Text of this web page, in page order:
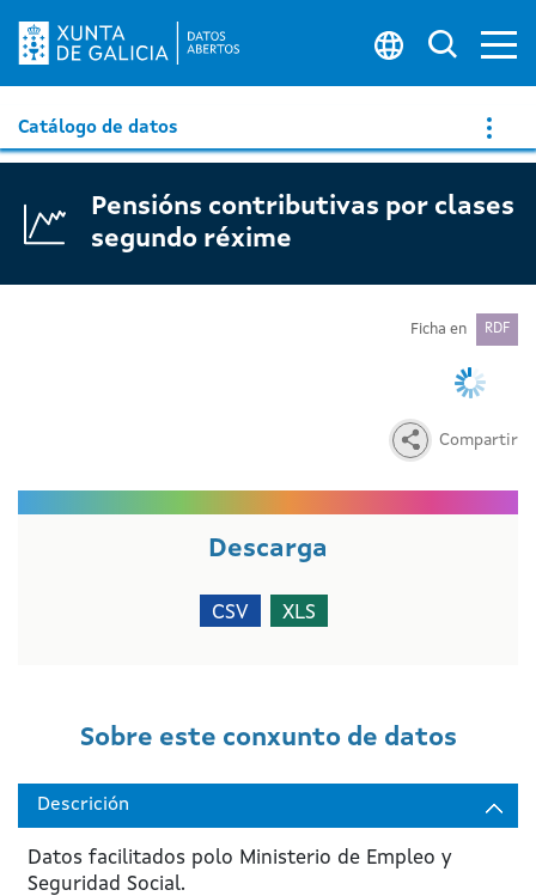
Catálogo de datos
Pensións contributivas por clases
segundo réxime
Ficha en RDF
Compartir
Descarga
CSV XLS
Sobre este conxunto de datos
Descrición
Datos facilitados polo Ministerio de Empleo y
Seguridad Social.